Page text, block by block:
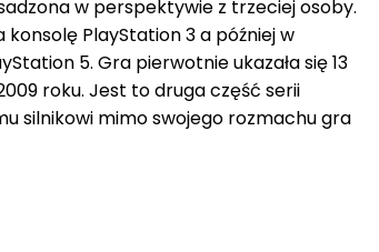
w perspektywie z trzeciej osoby.
PlayStation 3 a później w
5. Gra pierwotnie ukazała się 13
roku. Jest to druga część serii
silnikowi mimo swojego rozmachu gra